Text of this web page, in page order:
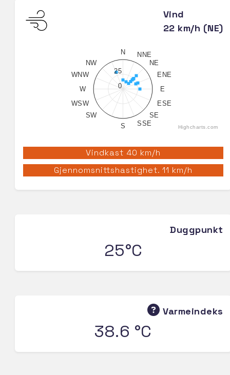
Vind
22 km/h (NE)
N
NNE
NE
ENE
E
ESE
SE
SSE
S
SW
WSW
W
WNW
NW
0
25
Highcharts.com
Vindkast 40 km/h
Gjennomsnittshastighet. 11 km/h
Duggpunkt
25°C
Varmeindeks
38.6 °C